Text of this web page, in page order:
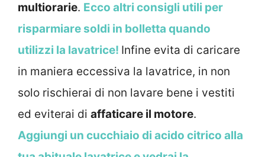
multiorarie. Ecco altri consigli utili per
risparmiare soldi in bolletta quando
utilizzi la lavatrice! Infine evita di caricare
in maniera eccessiva la lavatrice, in non
solo rischierai di non lavare bene i vestiti
ed eviterai di affaticare il motore.
Aggiungi un cucchiaio di acido citrico alla